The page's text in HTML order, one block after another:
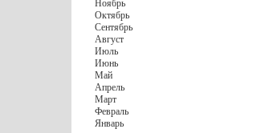
Ноябрь
Октябрь
Сентябрь
Август
Июль
Июнь
Май
Апрель
Март
Февраль
Январь